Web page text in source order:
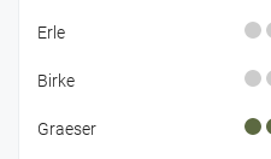
Erle
Birke
Graeser